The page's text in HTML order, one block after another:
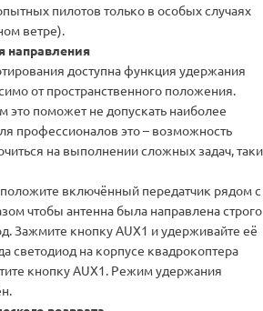
пилотов только в особых случаях
ветре).
направления
доступна функция удержания
от пространственного положения.
поможет не допускать наиболее
профессионалов это – возможность
на выполнении сложных задач,
включённый передатчик рядом с
чтобы антенна была направлена строго
Зажмите кнопку AUX1 и удерживайте её
светодиод на корпусе квадрокоптера
кнопку AUX1. Режим удержания